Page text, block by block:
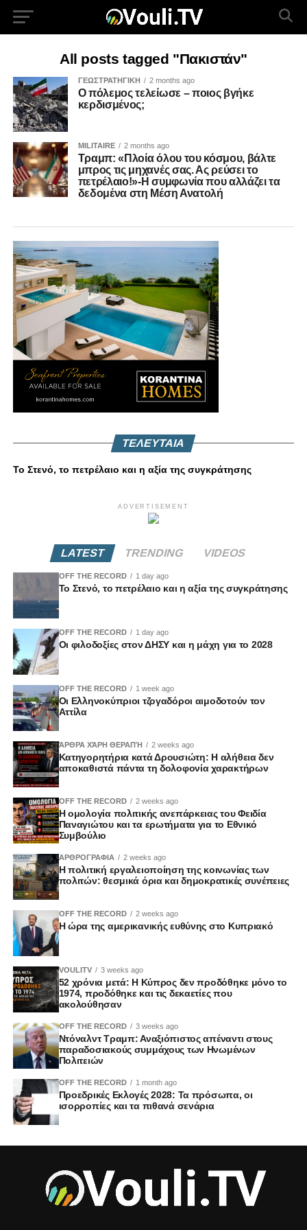
All posts tagged "Πακιστάν"
ΓΕΩΣΤΡΑΤΗΓΙΚΗ 2 months ago
Ο πόλεμος τελείωσε – ποιος βγήκε
κερδισμένος;
MILITAIRE 2 months ago
Τραμπ: «Πλοία όλου του κόσμου, βάλτε
μπρος τις μηχανές σας. Ας ρεύσει το
πετρέλαιο!»-Η συμφωνία που αλλάζει τα
δεδομένα στη Μέση Ανατολή
ΤΕΛΕΥΤΑΙΑ
Το Στενό, το πετρέλαιο και η αξία της συγκράτησης
ADVERTISEMENT
LATEST TRENDING VIDEOS
OFF THE RECORD 1 day ago
Το Στενό, το πετρέλαιο και η αξία της συγκράτησης
OFF THE RECORD 1 day ago
Οι φιλοδοξίες στον ΔΗΣΥ και η μάχη για το 2028
OFF THE RECORD 1 week ago
Οι Ελληνοκύπριοι τζογαδόροι αιμοδοτούν τον
Αττίλα
ΆΡΘΡΑ ΧΆΡΗ ΘΕΡΑΠΉ 2 weeks ago
Κατηγορητήρια κατά Δρουσιώτη: Η αλήθεια δεν
αποκαθιστά πάντα τη δολοφονία χαρακτήρων
OFF THE RECORD 2 weeks ago
Η ομολογία πολιτικής ανεπάρκειας του Φειδία
Παναγιώτου και τα ερωτήματα για το Εθνικό
Συμβούλιο
ΑΡΘΡΟΓΡΑΦΙΑ 2 weeks ago
Η πολιτική εργαλειοποίηση της κοινωνίας των
πολιτών: θεσμικά όρια και δημοκρατικές συνέπειες
OFF THE RECORD 2 weeks ago
Η ώρα της αμερικανικής ευθύνης στο Κυπριακό
VOULITV 3 weeks ago
52 χρόνια μετά: Η Κύπρος δεν προδόθηκε μόνο το
1974, προδόθηκε και τις δεκαετίες που
ακολούθησαν
OFF THE RECORD 3 weeks ago
Ντόναλντ Τραμπ: Αναξιόπιστος απέναντι στους
παραδοσιακούς συμμάχους των Ηνωμένων
Πολιτειών
OFF THE RECORD 1 month ago
Προεδρικές Εκλογές 2028: Τα πρόσωπα, οι
ισορροπίες και τα πιθανά σενάρια